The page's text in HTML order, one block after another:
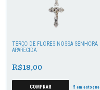
TERÇO DE FLORES NOSSA SENHORA
APARECIDA
R$18,00
5 em estoque